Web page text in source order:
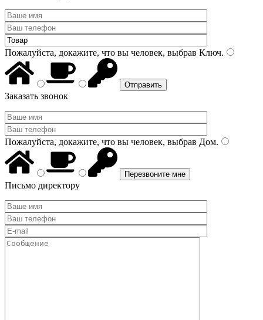
Пожалуйста, докажите, что вы человек, выбрав Ключ.
Заказать звонок
Пожалуйста, докажите, что вы человек, выбрав Дом.
Письмо директору